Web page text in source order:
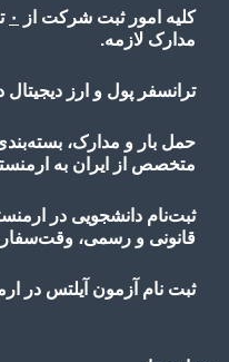
کلیه امور ثبت شرکت از ۰
مدارک لازمه.
ترانسفر پول و ارز
حمل بار و مدارک،
متخصص از ایران به
ثبت‌نام دانشجویی در
قانونی و رسمی،
ثبت نام آزمون آیلتس در